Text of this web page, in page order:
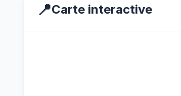
📍Carte interactive